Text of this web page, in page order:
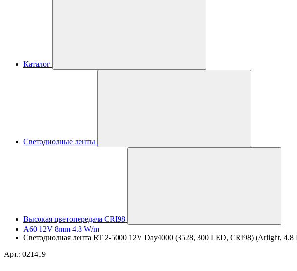
Каталог
Светодиодные ленты
Высокая цветопередача CRI98
A60 12V 8mm 4.8 W/m
Светодиодная лента RT 2-5000 12V Day4000 (3528, 300 LED, CRI98) (Arlight, 4.8
Арт.: 021419